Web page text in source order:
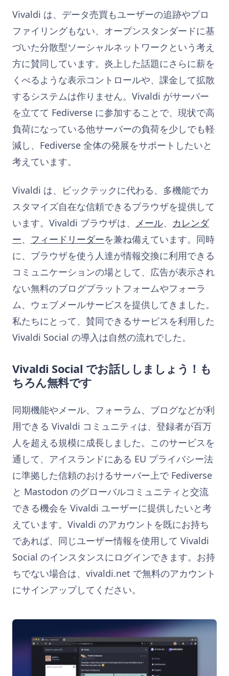
Vivaldi は、データ売買もユーザーの追跡やプロ
ファイリングもない、オープンスタンダードに基
づいた分散型ソーシャルネットワークという考え
方に賛同しています。炎上した話題にさらに薪を
くべるような表示コントロールや、課金して拡散
するシステムは作りません。Vivaldi がサーバー
を立てて Fediverse に参加することで、現状で高
負荷になっている他サーバーの負荷を少しでも軽
減し、Fediverse 全体の発展をサポートしたいと
考えています。
Vivaldi は、ビックテックに代わる、多機能でカ
スタマイズ自在な信頼できるブラウザを提供して
います。Vivaldi ブラウザは、
メール、 カレンダ
ー、 フィードリーダーを兼ね備えています。同時
に、ブラウザを使う人達が情報交換に利用できる
コミュニケーションの場として、広告が表示され
ない無料のブログプラットフォームやフォーラ
ム、ウェブメールサービスを提供してきました。
私たちにとって、賛同できるサービスを利用した
Vivaldi Social の導入は自然の流れでした。
Vivaldi Social でお話ししましょう！も
ちろん無料です
同期機能やメール、フォーラム、ブログなどが利
用できる Vivaldi コミュニティは、登録者が百万
人を超える規模に成長しました。このサービスを
通して、アイスランドにある EU プライバシー法
に準拠した信頼のおけるサーバー上で Fediverse
と Mastodon のグローバルコミュニティと交流
できる機会を Vivaldi ユーザーに提供したいと考
えています。Vivaldi のアカウントを既にお持ち
であれば、同じユーザー情報を使用して Vivaldi
Social のインスタンスにログインできます。お持
ちでない場合は、vivaldi.net で無料のアカウント
にサインアップしてください。